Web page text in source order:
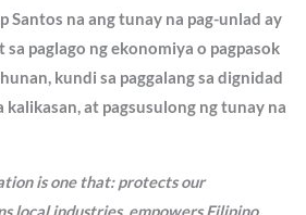
Santos na ang tunay na pag-unlad ay
sa paglago ng ekonomiya o pagpasok
kundi sa paggalang sa dignidad
kalikasan, at pagsusulong ng tunay na
is one that: protects our
local industries, empowers Filipino